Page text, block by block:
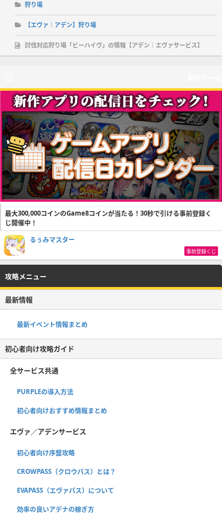
狩り場
【エヴァ｜アデン】狩り場
討伐対応狩り場「ビーハイヴ」の情報【アデン｜エヴァサービス】
最大300,000コインのGame8コインが当たる！30秒で引ける事前登録く
じ開催中！
るぅみマスター
事前登録くじ
攻略メニュー
最新情報
最新イベント情報まとめ
初心者向け攻略ガイド
全サービス共通
PURPLEの導入方法
初心者向けおすすめ情報まとめ
エヴァ／アデンサービス
初心者向け序盤攻略
CROWPASS（クロウパス）とは？
EVAPASS（エヴァパス）について
効率の良いアデナの稼ぎ方